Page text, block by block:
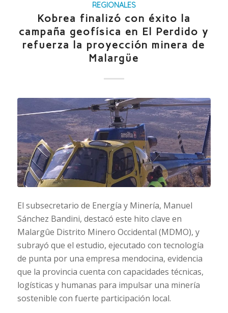
REGIONALES
Kobrea finalizó con éxito la
campaña geofísica en El Perdido y
refuerza la proyección minera de
Malargüe
El subsecretario de Energía y Minería, Manuel
Sánchez Bandini, destacó este hito clave en
Malargûe Distrito Minero Occidental (MDMO), y
subrayó que el estudio, ejecutado con tecnología
de punta por una empresa mendocina, evidencia
que la provincia cuenta con capacidades técnicas,
logísticas y humanas para impulsar una minería
sostenible con fuerte participación local.